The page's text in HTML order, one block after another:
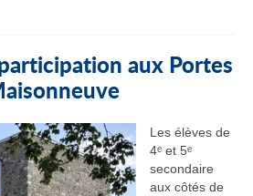
aux Portes
Les élèves de
4ᵉ et 5ᵉ
secondaire
aux côtés de